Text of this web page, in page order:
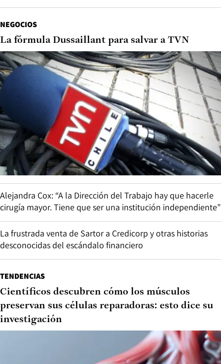
NEGOCIOS
La fórmula Dussaillant para salvar a TVN
Alejandra Cox: “A la Dirección del Trabajo hay que hacerle
cirugía mayor. Tiene que ser una institución independiente”
La frustrada venta de Sartor a Credicorp y otras historias
desconocidas del escándalo financiero
TENDENCIAS
Científicos descubren cómo los músculos
preservan sus células reparadoras: esto dice su
investigación